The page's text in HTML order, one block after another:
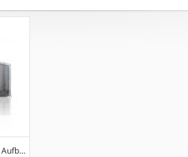
Trailerbühne – 8 x 6 m inkl. Aufbau